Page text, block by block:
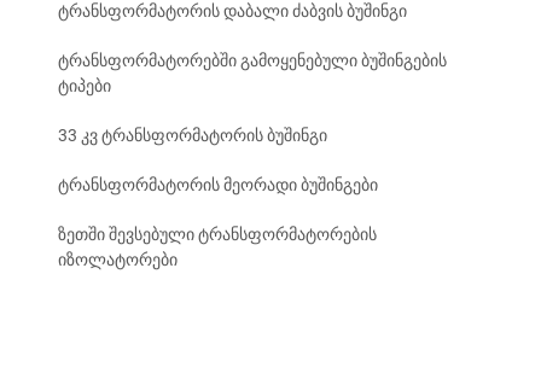
ტრანსფორმატორის დაბალი ძაბვის ბუშინგი
ტრანსფორმატორებში გამოყენებული ბუშინგების
ტიპები
33 კვ ტრანსფორმატორის ბუშინგი
ტრანსფორმატორის მეორადი ბუშინგები
ზეთში შევსებული ტრანსფორმატორების
იზოლატორები